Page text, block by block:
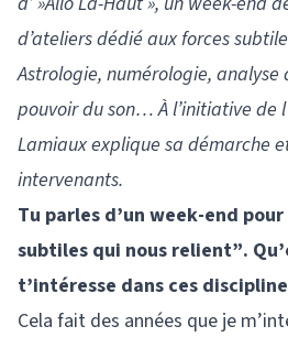
d’ateliers dédié aux forces
Astrologie, numérologie, analyse
pouvoir du son… À l’initiative de
Lamiaux explique sa démarche
intervenants.
Tu parles d’un week-end
subtiles qui nous relient”.
t’intéresse dans ces
Cela fait des années que je